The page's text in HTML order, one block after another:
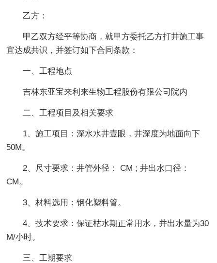
乙方：
甲乙双方经平等协商，就甲方委托乙方打井施工事
宜达成共识，并签订如下合同条款：
一、工程地点
吉林东亚宝来利来生物工程股份有限公司院内
二、工程项目及相关要求
1、施工项目：深水水井壹眼，井深度为地面向下
50M。
2、尺寸要求：井管外径： CM ; 井出水口径：
CM。
3、材料选用：钢化塑料管。
4、技术要求：保证枯水期正常用水，并出水量为30
M/小时。
三、工期要求